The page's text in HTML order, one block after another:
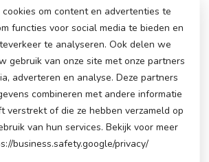
om content en advertenties te
functies voor social media te bieden en
te analyseren. Ook delen we
gebruik van onze site met onze partners
adverteren en analyse. Deze partners
combineren met andere informatie
verstrekt of die ze hebben verzameld op
van hun services. Bekijk voor meer
business.safety.google/privacy/